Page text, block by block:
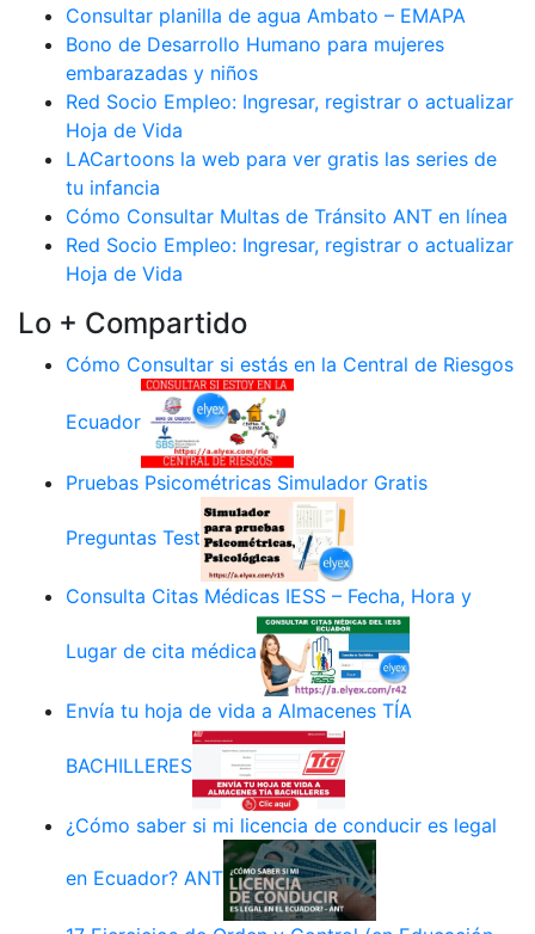
Consultar planilla de agua Ambato – EMAPA
Bono de Desarrollo Humano para mujeres
embarazadas y niños
Red Socio Empleo: Ingresar, registrar o actualizar
Hoja de Vida
LACartoons la web para ver gratis las series de
tu infancia
Cómo Consultar Multas de Tránsito ANT en línea
Red Socio Empleo: Ingresar, registrar o actualizar
Hoja de Vida
Lo + Compartido
Cómo Consultar si estás en la Central de Riesgos
Ecuador
Pruebas Psicométricas Simulador Gratis
Preguntas Test
Consulta Citas Médicas IESS – Fecha, Hora y
Lugar de cita médica
Envía tu hoja de vida a Almacenes TÍA
BACHILLERES
¿Cómo saber si mi licencia de conducir es legal
en Ecuador? ANT